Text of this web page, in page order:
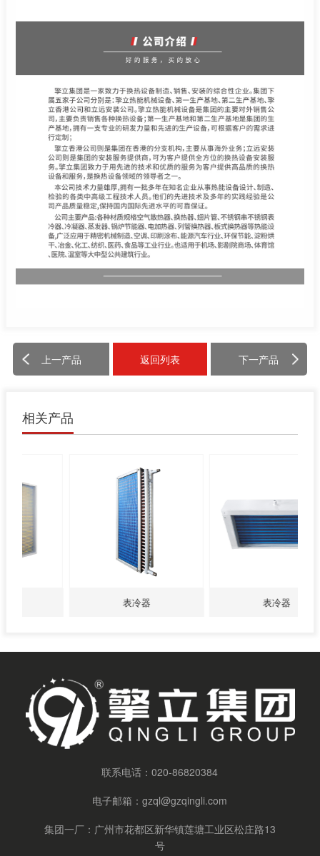
上一产品 返回列表 下一产品
相关产品
联系电话：020-86820384
电子邮箱：gzql@gzqingli.com
集团一厂：广州市花都区新华镇莲塘工业区松庄路13
号